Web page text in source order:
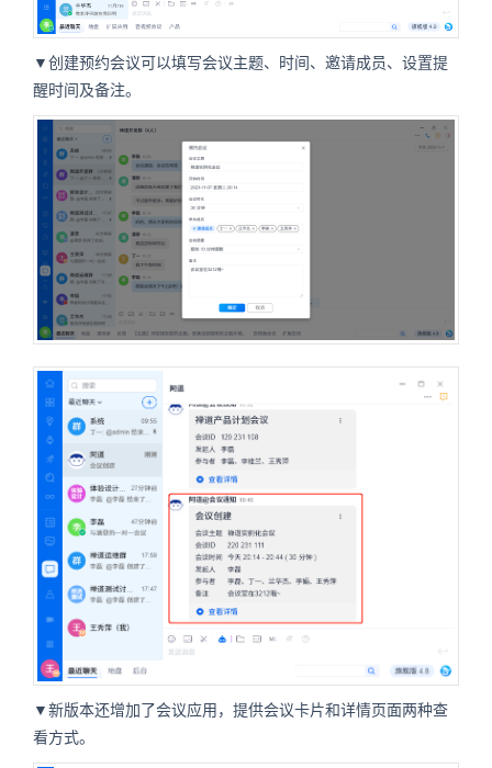
▼创建预约会议可以填写会议主题、时间、邀请成员、设置提
醒时间及备注。
▼新版本还增加了会议应用，提供会议卡片和详情页面两种查
看方式。